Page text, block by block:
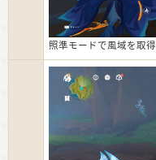
照準モードで風域を取得